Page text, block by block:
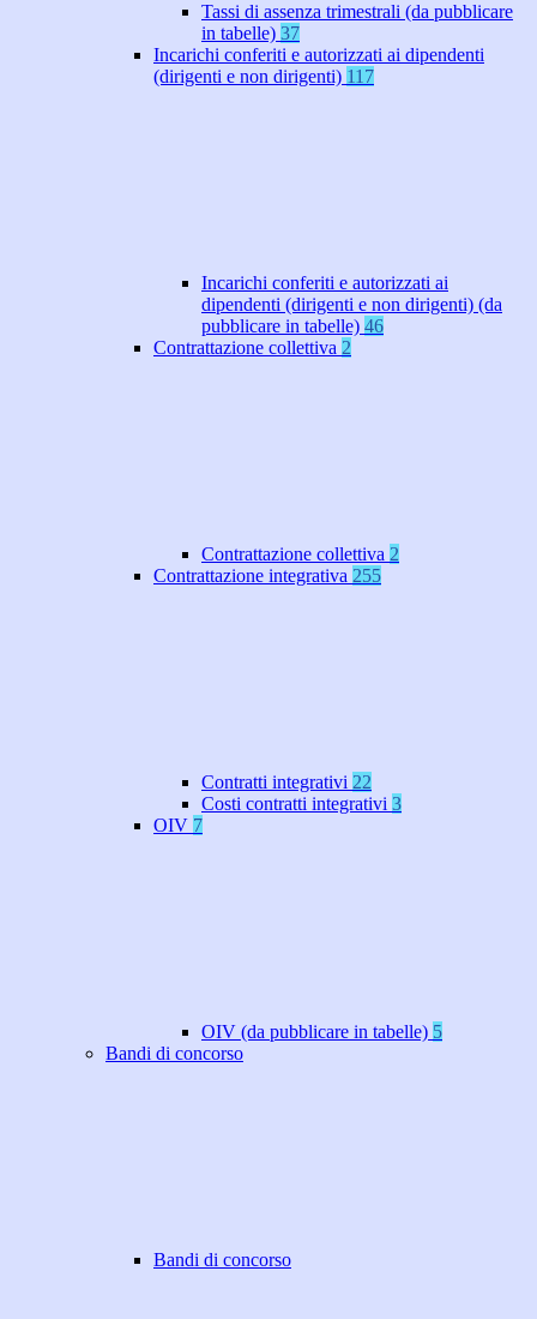
Tassi di assenza trimestrali (da pubblicare
in tabelle) 37
Incarichi conferiti e autorizzati ai dipendenti
(dirigenti e non dirigenti) 117
Incarichi conferiti e autorizzati ai
dipendenti (dirigenti e non dirigenti) (da
pubblicare in tabelle) 46
Contrattazione collettiva 2
Contrattazione collettiva 2
Contrattazione integrativa 255
Contratti integrativi 22
Costi contratti integrativi 3
OIV 7
OIV (da pubblicare in tabelle) 5
Bandi di concorso
Bandi di concorso